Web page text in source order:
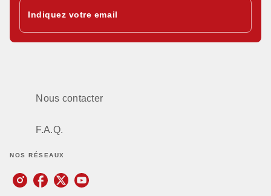
Indiquez votre email
Nous contacter
F.A.Q.
NOS RÉSEAUX